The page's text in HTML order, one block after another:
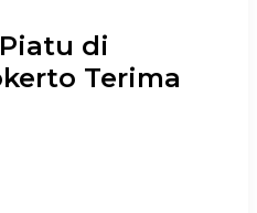
di
Terima